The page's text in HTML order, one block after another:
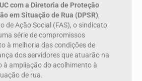
com a Diretoria de Proteção
em Situação de Rua (DPSR),
de Ação Social (FAS), o sindicato
série de compromissos
à melhoria das condições de
dos servidores que atuarão na
à ampliação do acolhimento à
de rua.